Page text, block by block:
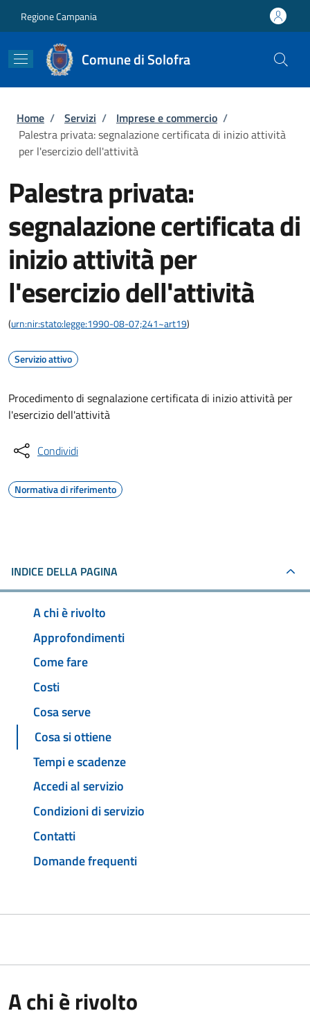
Regione Campania
Comune di Solofra
Briciole di pane
Home / Servizi / Imprese e commercio /
Palestra privata: segnalazione certificata di inizio attività
per l'esercizio dell'attività
Palestra privata:
segnalazione certificata di
inizio attività per
l'esercizio dell'attività
(urn:nir:stato:legge:1990-08-07;241~art19)
Servizio attivo
Procedimento di segnalazione certificata di inizio attività per
l'esercizio dell'attività
Condividi
Normativa di riferimento
INDICE DELLA PAGINA
A chi è rivolto
Approfondimenti
Come fare
Costi
Cosa serve
Cosa si ottiene
Tempi e scadenze
Accedi al servizio
Condizioni di servizio
Contatti
Domande frequenti
A chi è rivolto